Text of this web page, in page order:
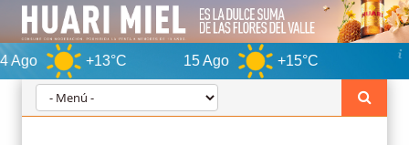
+13°C 15 Ago +15°C